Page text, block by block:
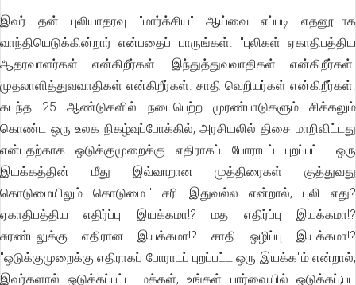
இவர் தன் புலியாதரவு "மார்க்சிய" ஆய்வை எப்படி எதனூடாக
வாந்தியெடுக்கின்றார் என்பதைப் பாருங்கள். "புலிகள் ஏகாதிபத்திய
ஆதரவாளர்கள் என்கிறீர்கள். இந்துத்துவவாதிகள் என்கிறீர்கள்.
முதலாளித்துவவாதிகள் என்கிறீர்கள். சாதி வெறியர்கள் என்கிறீர்கள்.
கடந்த 25 ஆண்டுகளில் நடைபெற்ற முரண்பாடுகளும் சிக்கலும்
கொண்ட ஒரு உலக நிகழ்வுப்போக்கில், அரசியலில் திசை மாறிவிட்டது
என்பதற்காக ஒடுக்குமுறைக்கு எதிராகப் போராடப் புறப்பட்ட ஒரு
இயக்கத்தின் மீது இவ்வாறான முத்திரைகள் குத்துவது
கொடுமையிலும் கொடுமை." சரி இதுவல்ல என்றால், புலி எது?
ஏகாதிபத்திய எதிர்ப்பு இயக்கமா!? மத எதிர்ப்பு இயக்கமா!?
சுரண்டலுக்கு எதிரான இயக்கமா!? சாதி ஒழிப்பு இயக்கமா!?
"ஒடுக்குமுறைக்கு எதிராகப் போராடப் புறப்பட்ட ஒரு இயக்க"ம் என்றால்,
இவர்களால் ஒடுக்கப்பட்ட மக்கள், உங்கள் பார்வையில் ஒடுக்கப்;பட